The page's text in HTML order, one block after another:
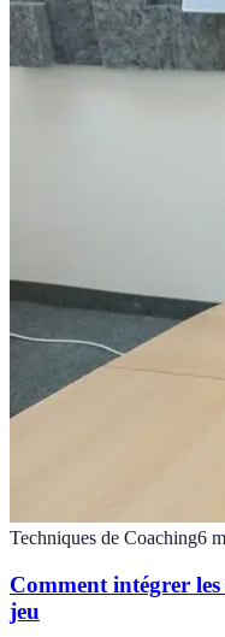
Techniques de Coaching6
Comment intégrer
jeu